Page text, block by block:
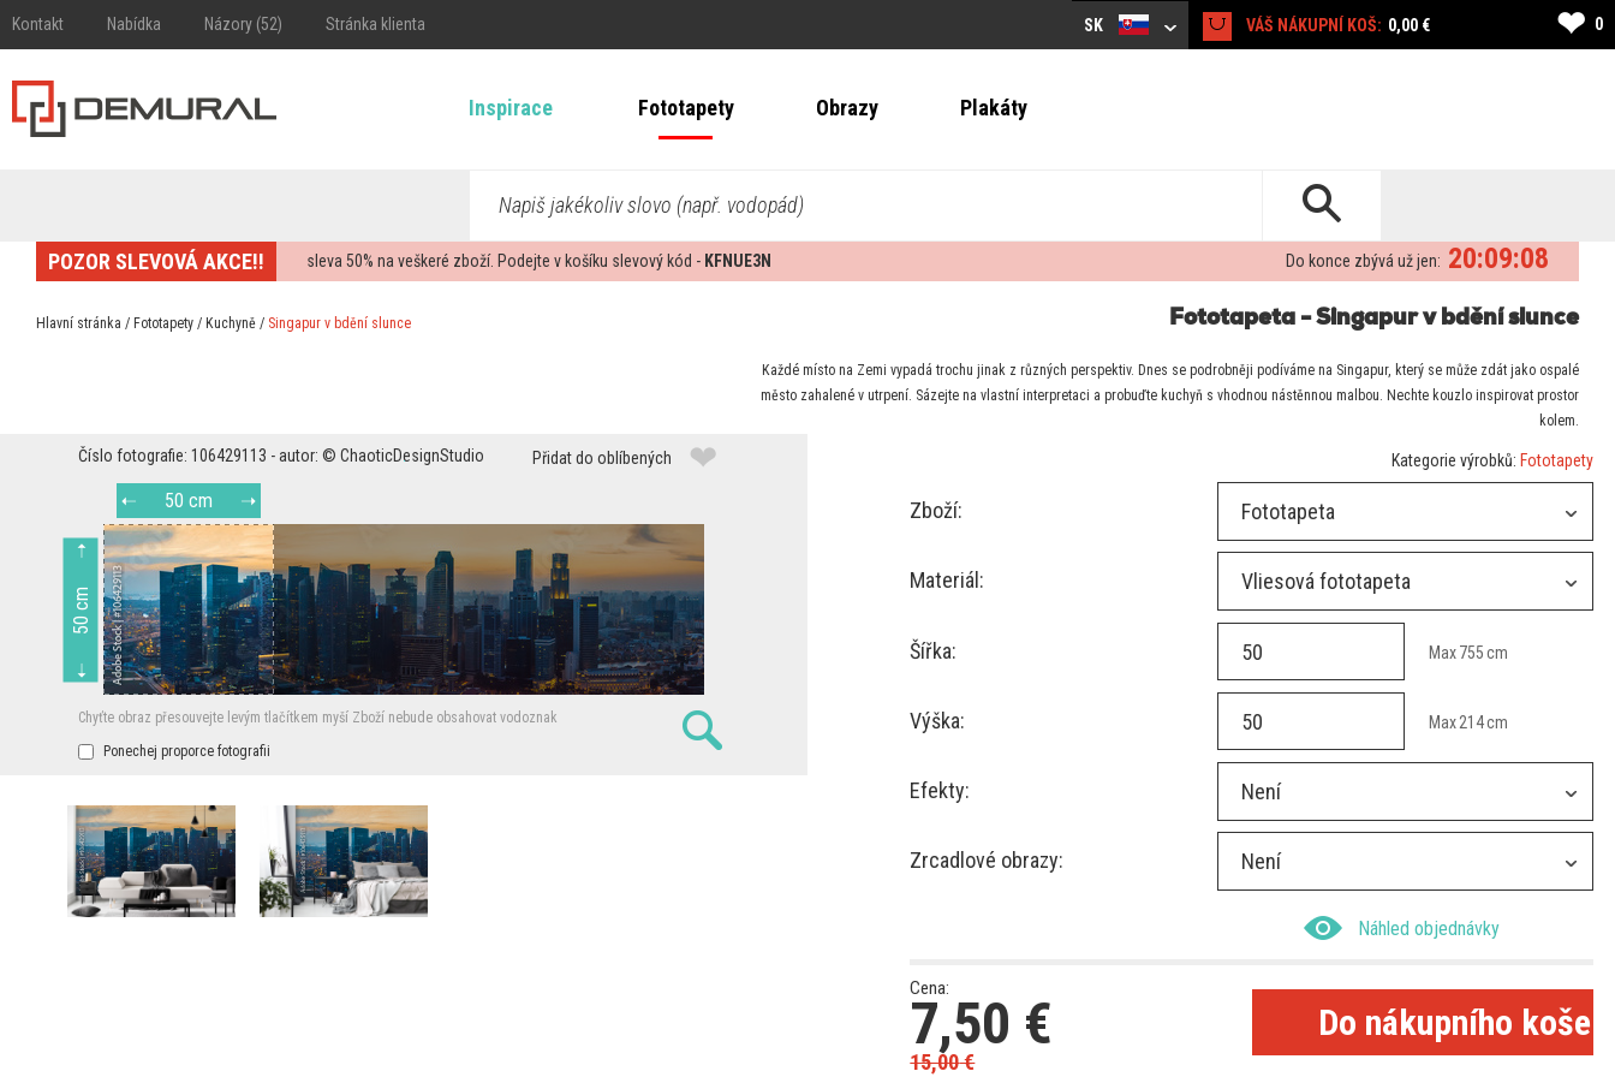
Kontakt Nabídka Názory (52) Stránka klienta SK VÁŠ NÁKUPNÍ KOŠ: 0,00 € ❤ 0
Inspirace Fototapety Obrazy Plakáty
Napiš jakékoliv slovo (např. vodopád)
POZOR SLEVOVÁ AKCE!! sleva50% na veškeré zboží. Podejte v košíku slevový kód - KFNUE3N 20:09:07
Do konce zbývá už jen:
Hlavní stránka / Fototapety / Kuchyně / Singapur v bdění slunce Fototapeta - Singapur v bdění slunce
Každé místo na Zemi vypadá trochu jinak z různých perspektiv. Dnes se podrobněji podíváme na Singapur, který se může zdát jako ospalé
město zahalené v utrpení. Sázejte na vlastní interpretaci a probuďte kuchyň s vhodnou nástěnnou malbou. Nechte kouzlo inspirovat prostor
kolem.
Číslo fotografie: 106429113 - autor: © ChaoticDesignStudio Přidat do oblíbených ❤
50 cm
50 cm
Chyťte obraz přesouvejte levým tlačítkem myší Zboží nebude obsahovat vodoznak
Ponechej proporce fotografii
Kategorie výrobků: Fototapety
Zboží: Fototapeta
Materiál: Vliesová fototapeta
Šířka: Max755 cm
Výška: Max214cm
Efekty: Není
Zrcadlové obrazy: Není
Náhled objednávky
Cena:
7,50 €
15,00€